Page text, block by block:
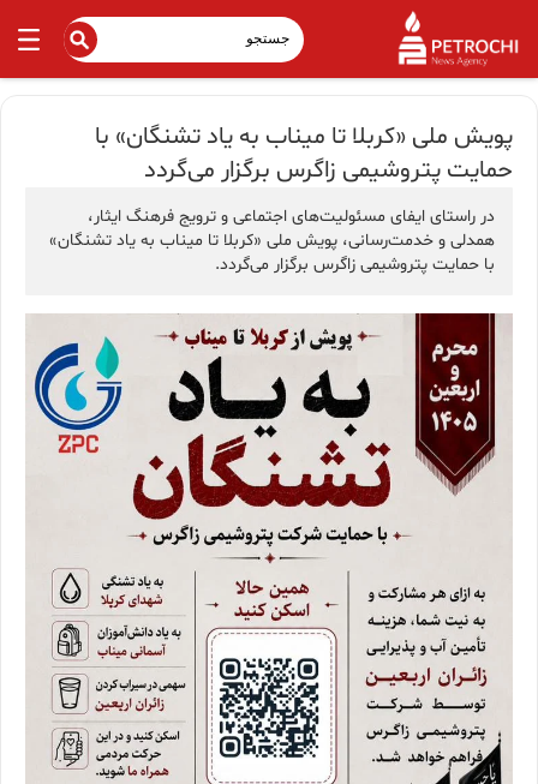
پویش ملی «کربلا تا میناب به یاد تشنگان» با
حمایت پتروشیمی زاگرس برگزار می‌گردد
در راستای ایفای مسئولیت‌های اجتماعی و ترویج فرهنگ ایثار،
همدلی و خدمت‌رسانی، پویش ملی «کربلا تا میناب به یاد تشنگان»
با حمایت پتروشیمی زاگرس برگزار می‌گردد.